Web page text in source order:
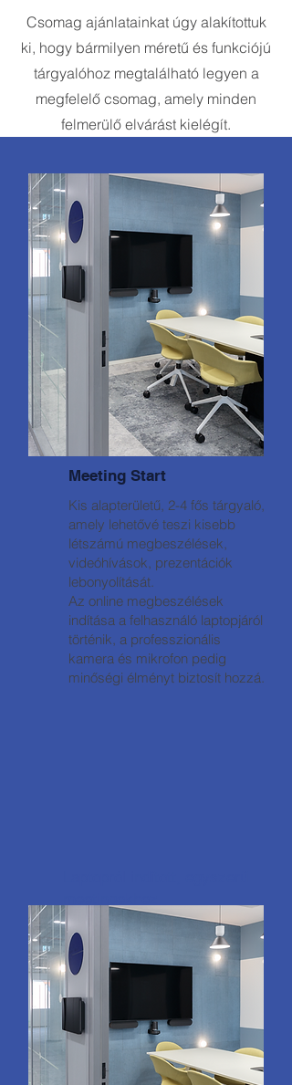
Csomag ajánlatainkat úgy alakítottuk
ki, hogy bármilyen méretű és funkciójú
tárgyalóhoz megtalálható legyen a
megfelelő csomag, amely minden
felmerülő elvárást kielégít.
Meeting Start
Kis alapterületű, 2-4 fős tárgyaló,
amely lehetővé teszi kisebb
létszámú megbeszélések,
videóhívások, prezentációk
lebonyolítását.
Az online megbeszélések
indítása a felhasználó laptopjáról
történik, a professzionális
kamera és mikrofon pedig
minőségi élményt biztosít hozzá.
Kérem az ajánlatot!